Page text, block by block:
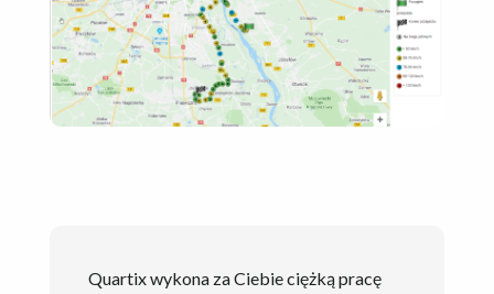
Quartix wykona za Ciebie ciężką pracę